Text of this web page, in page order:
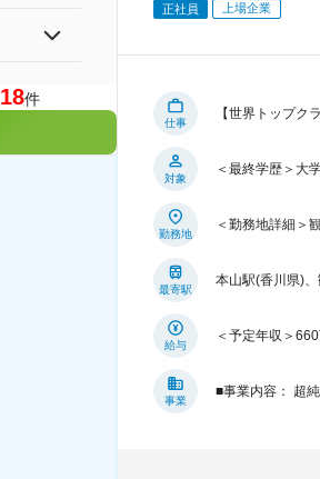
18件
正社員 上場企業
仕事
【世界トップク
対象
＜最終学歴＞大
勤務地
＜勤務地詳細＞
最寄駅
本山駅(香川県)
給与
＜予定年収＞
事業
■事業内容： 超